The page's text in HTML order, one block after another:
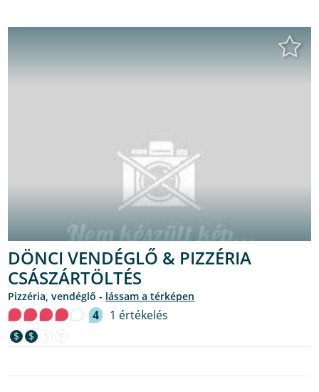
DÖNCI VENDÉGLŐ & PIZZÉRIA
CSÁSZÁRTÖLTÉS
pizzéria, vendéglő - lássam a térképen
4 1 értékelés
$ $